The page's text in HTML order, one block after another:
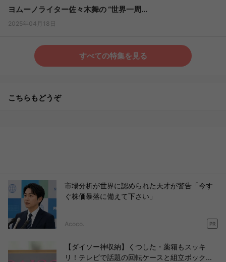
ヨムーノライター佐々木舞の “世界一周...
2025年04月18日
すべての特集を見る
こちらもどうぞ
市場分析が世界に認められた天才が警告「今す
ぐ株価暴落に備えて下さい」
Acoco. PR
【ダイソー神収納】くつした・薬箱もスッキ
リ！テレビで話題の回転ケースと組立ボック...